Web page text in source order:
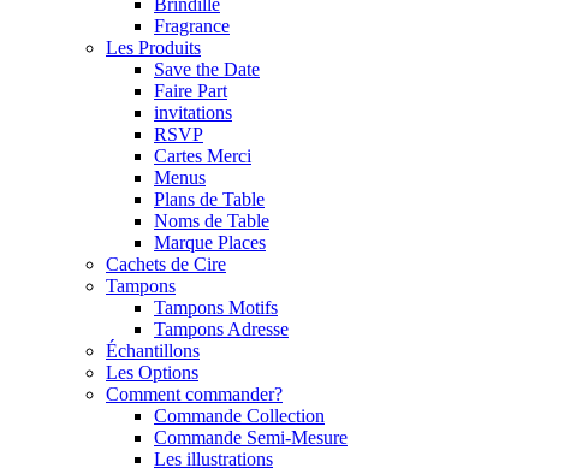
Brindille
Fragrance
Les Produits
Save the Date
Faire Part
invitations
RSVP
Cartes Merci
Menus
Plans de Table
Noms de Table
Marque Places
Cachets de Cire
Tampons
Tampons Motifs
Tampons Adresse
Échantillons
Les Options
Comment commander?
Commande Collection
Commande Semi-Mesure
Les illustrations